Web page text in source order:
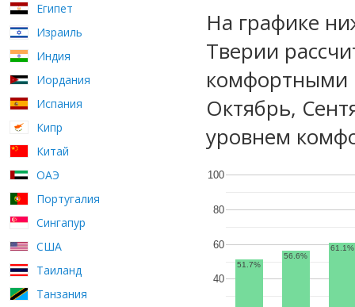
Египет
Израиль
Индия
Иордания
Испания
Кипр
Китай
ОАЭ
Португалия
Сингапур
США
Таиланд
Танзания
На графике
Тверии
комфортными
Октябрь,
уровнем
40
60
80
100
51.7%
56.6%
61.1%